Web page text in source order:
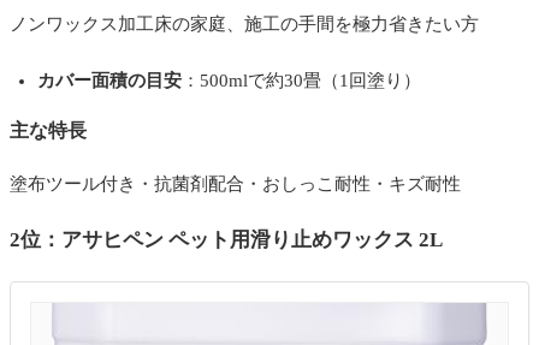
ノンワックス加工床の家庭、施工の手間を極力省きたい方
カバー面積の目安：500mlで約30畳（1回塗り）
主な特長
塗布ツール付き・抗菌剤配合・おしっこ耐性・キズ耐性
2位：アサヒペン ペット用滑り止めワックス 2L